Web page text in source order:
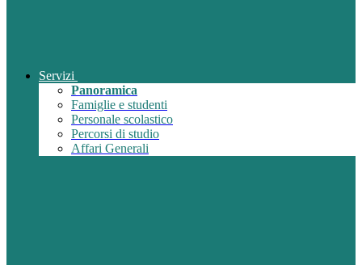
Servizi
Panoramica
Famiglie e studenti
Personale scolastico
Percorsi di studio
Affari Generali